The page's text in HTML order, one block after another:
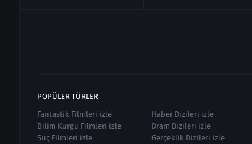
POPÜLER TÜRLER
Fantastik Filmleri izle
Bilim Kurgu Filmleri izle
Suç Filmleri izle
Haber Dizileri izle
Dram Dizileri izle
Gerçeklik Dizileri izle